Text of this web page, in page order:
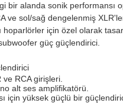
bir alanda sonik performansı
ve sol/sağ dengelenmiş
için özel olarak
güç güçlendirici.
RCA girişleri.
alt ses amplifikatörü.
için yüksek güçlü bir